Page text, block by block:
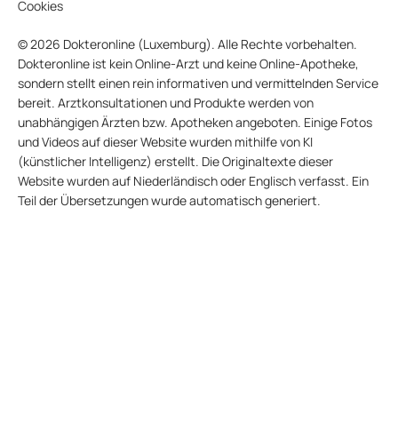
Cookies
© 2026 Dokteronline (Luxemburg). Alle Rechte vorbehalten.
Dokteronline ist kein Online-Arzt und keine Online-Apotheke,
sondern stellt einen rein informativen und vermittelnden Service
bereit. Arztkonsultationen und Produkte werden von
unabhängigen Ärzten bzw. Apotheken angeboten. Einige Fotos
und Videos auf dieser Website wurden mithilfe von KI
(künstlicher Intelligenz) erstellt. Die Originaltexte dieser
Website wurden auf Niederländisch oder Englisch verfasst. Ein
Teil der Übersetzungen wurde automatisch generiert.